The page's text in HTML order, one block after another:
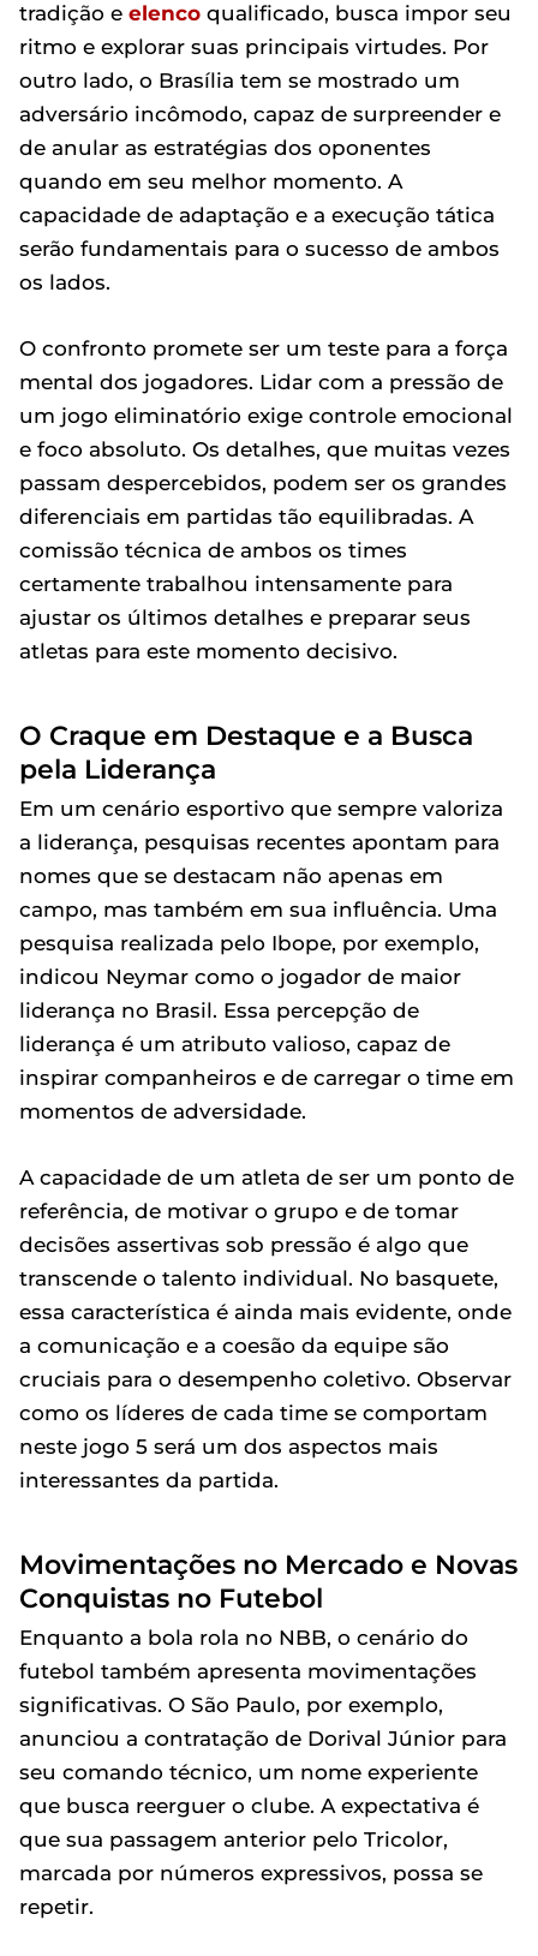
tradição e elenco qualificado, busca impor seu
ritmo e explorar suas principais virtudes. Por
outro lado, o Brasília tem se mostrado um
adversário incômodo, capaz de surpreender e
de anular as estratégias dos oponentes
quando em seu melhor momento. A
capacidade de adaptação e a execução tática
serão fundamentais para o sucesso de ambos
os lados.
O confronto promete ser um teste para a força
mental dos jogadores. Lidar com a pressão de
um jogo eliminatório exige controle emocional
e foco absoluto. Os detalhes, que muitas vezes
passam despercebidos, podem ser os grandes
diferenciais em partidas tão equilibradas. A
comissão técnica de ambos os times
certamente trabalhou intensamente para
ajustar os últimos detalhes e preparar seus
atletas para este momento decisivo.
O Craque em Destaque e a Busca
pela Liderança
Em um cenário esportivo que sempre valoriza
a liderança, pesquisas recentes apontam para
nomes que se destacam não apenas em
campo, mas também em sua influência. Uma
pesquisa realizada pelo Ibope, por exemplo,
indicou Neymar como o jogador de maior
liderança no Brasil. Essa percepção de
liderança é um atributo valioso, capaz de
inspirar companheiros e de carregar o time em
momentos de adversidade.
A capacidade de um atleta de ser um ponto de
referência, de motivar o grupo e de tomar
decisões assertivas sob pressão é algo que
transcende o talento individual. No basquete,
essa característica é ainda mais evidente, onde
a comunicação e a coesão da equipe são
cruciais para o desempenho coletivo. Observar
como os líderes de cada time se comportam
neste jogo 5 será um dos aspectos mais
interessantes da partida.
Movimentações no Mercado e Novas
Conquistas no Futebol
Enquanto a bola rola no NBB, o cenário do
futebol também apresenta movimentações
significativas. O São Paulo, por exemplo,
anunciou a contratação de Dorival Júnior para
seu comando técnico, um nome experiente
que busca reerguer o clube. A expectativa é
que sua passagem anterior pelo Tricolor,
marcada por números expressivos, possa se
repetir.